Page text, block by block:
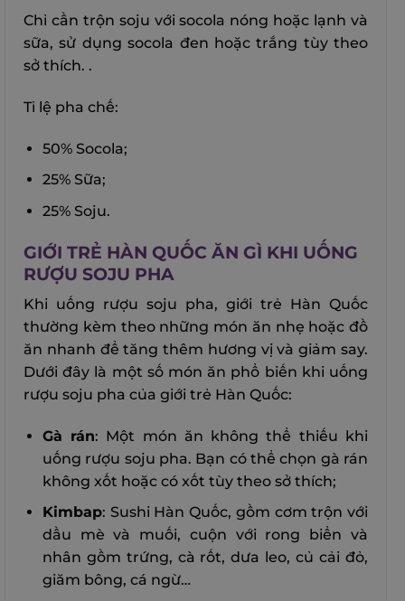
Chỉ cần trộn soju với socola nóng hoặc lạnh và
sữa, sử dụng socola đen hoặc trắng tùy theo
sở thích. .
Tỉ lệ pha chế:
50% Socola;
25% Sữa;
25% Soju.
GIỚI TRẺ HÀN QUỐC ĂN GÌ KHI UỐNG
RƯỢU SOJU PHA
Khi uống rượu soju pha, giới trẻ Hàn Quốc
thường kèm theo những món ăn nhẹ hoặc đồ
ăn nhanh để tăng thêm hương vị và giảm say.
Dưới đây là một số món ăn phổ biến khi uống
rượu soju pha của giới trẻ Hàn Quốc:
Gà rán: Một món ăn không thể thiếu khi
uống rượu soju pha. Bạn có thể chọn gà rán
không xốt hoặc có xốt tùy theo sở thích;
Kimbap: Sushi Hàn Quốc, gồm cơm trộn với
dầu mè và muối, cuộn với rong biển và
nhân gồm trứng, cà rốt, dưa leo, củ cải đỏ,
giăm bông, cá ngừ…